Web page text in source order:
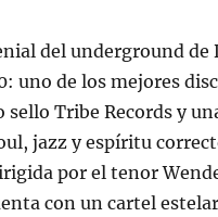
del underground de
uno de los mejores
sello Tribe Records y
jazz y espíritu
por el tenor
con un cartel